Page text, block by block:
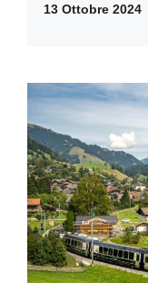
13 Ottobre 2024